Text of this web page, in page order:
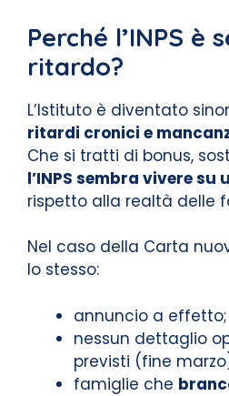
Perché l’INPS è
ritardo?
L’Istituto è diventato
ritardi cronici e
Che si tratti di bonus,
l’INPS sembra vivere
rispetto alla realtà delle
Nel caso della Carta
lo stesso:
annuncio a effetto;
nessun dettaglio
previsti (fine
famiglie che